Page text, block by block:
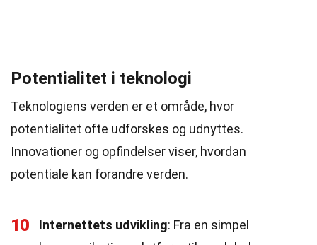
Potentialitet i teknologi
Teknologiens verden er et område, hvor
potentialitet ofte udforskes og udnyttes.
Innovationer og opfindelser viser, hvordan
potentiale kan forandre verden.
10 Internettets udvikling: Fra en simpel